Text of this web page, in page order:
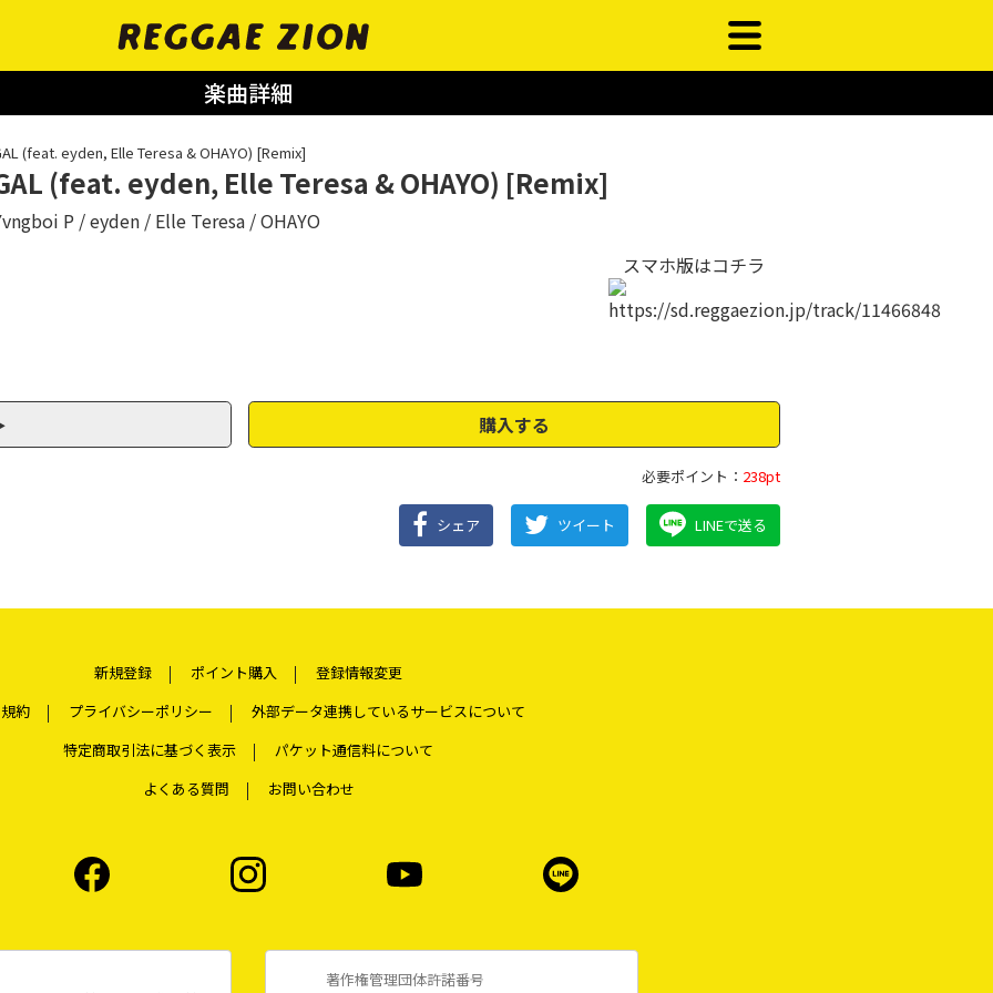
楽曲詳細
(feat. eyden, Elle Teresa & OHAYO) [Remix]
(feat. eyden, Elle Teresa & OHAYO) [Remix]
P eyden Elle Teresa
OHAYO
スマホ版はコチラ
購入する
必要ポイント： 238pt
シェア ツイート LINEで送る
新規登録 ポイント購入
登録情報変更
約
プライバシーポリシー
外部データ連携しているサービスについて
特定商取引法に基づく表示
パケット通信料について
よくある質問
お問い合わせ
著作権管理団体許諾番号